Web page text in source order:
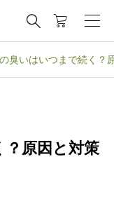

臭いはいつまで続く？
原因と対策